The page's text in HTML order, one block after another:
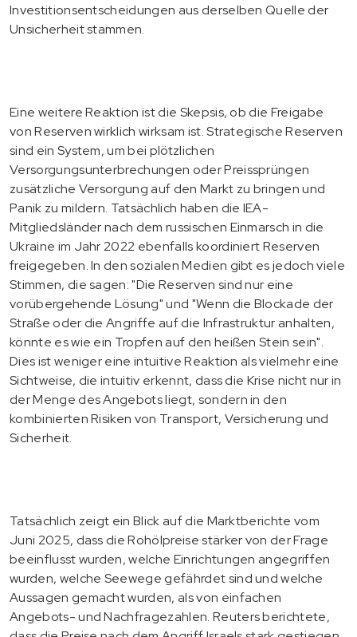
Investitionsentscheidungen aus derselben Quelle der
Unsicherheit stammen.
Eine weitere Reaktion ist die Skepsis, ob die Freigabe
von Reserven wirklich wirksam ist. Strategische Reserven
sind ein System, um bei plötzlichen
Versorgungsunterbrechungen oder Preissprüngen
zusätzliche Versorgung auf den Markt zu bringen und
Panik zu mildern. Tatsächlich haben die IEA-
Mitgliedsländer nach dem russischen Einmarsch in die
Ukraine im Jahr 2022 ebenfalls koordiniert Reserven
freigegeben. In den sozialen Medien gibt es jedoch viele
Stimmen, die sagen: "Die Reserven sind nur eine
vorübergehende Lösung" und "Wenn die Blockade der
Straße oder die Angriffe auf die Infrastruktur anhalten,
könnte es wie ein Tropfen auf den heißen Stein sein".
Dies ist weniger eine intuitive Reaktion als vielmehr eine
Sichtweise, die intuitiv erkennt, dass die Krise nicht nur in
der Menge des Angebots liegt, sondern in den
kombinierten Risiken von Transport, Versicherung und
Sicherheit.
Tatsächlich zeigt ein Blick auf die Marktberichte vom
Juni 2025, dass die Rohölpreise stärker von der Frage
beeinflusst wurden, welche Einrichtungen angegriffen
wurden, welche Seewege gefährdet sind und welche
Aussagen gemacht wurden, als von einfachen
Angebots- und Nachfragezahlen. Reuters berichtete,